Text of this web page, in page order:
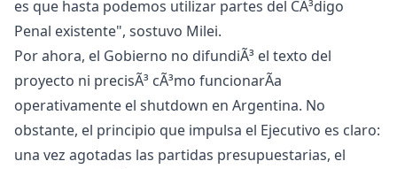
es que hasta podemos utilizar partes del CÃ³digo
Penal existente", sostuvo Milei.
Por ahora, el Gobierno no difundiÃ³ el texto del
proyecto ni precisÃ³ cÃ³mo funcionarÃ­a
operativamente el shutdown en Argentina. No
obstante, el principio que impulsa el Ejecutivo es claro:
una vez agotadas las partidas presupuestarias, el